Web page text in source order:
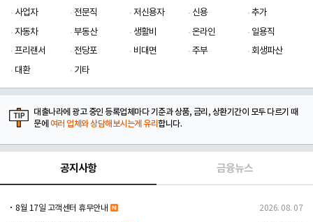
사업자
전문직 저신용자 신용
추가
자동차
부동산 생활비 온라인
일용직
프리랜서
전당포 비대면 주부
회생파산
대환
기타
대출나라에 광고 중인 등록업체마다 기준과 상품, 금리, 상환기간이 모두 다르기 때
문에 여러 업체와 상담해보시는게 유리합니다.
공지사항 금융뉴스
8월 17일 고객센터 휴무안내 2026. 08. 07